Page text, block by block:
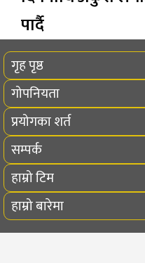
पार्दै
गृह पृष्ठ
गोपनियता
प्रयोगका शर्त
सम्पर्क
हाम्रो टिम
हाम्रो बारेमा